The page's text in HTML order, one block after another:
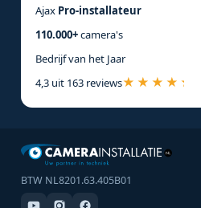
Ajax Pro-installateur
110.000+camera's
Bedrijf van het Jaar
4,3 uit 163 reviews
BTW NL8201.63.405B01